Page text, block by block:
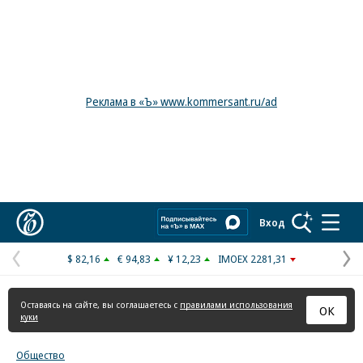
Реклама в «Ъ» www.kommersant.ru/ad
Вход
Предыдущая
страница
$ 82,16 € 94,83 ¥ 12,23 IMOEX 2281,31
Оставаясь на сайте, вы соглашаетесь с правилами использования
куки
ОК
Общество